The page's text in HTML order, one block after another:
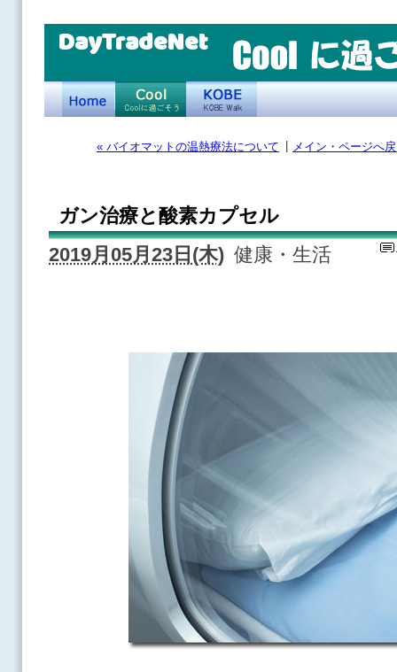
DayTradeNet
« バイオマットの温熱療法について メイン・ページへ
ガン治療と酸素カプセル
2019月05月23日(木) 健康・生活